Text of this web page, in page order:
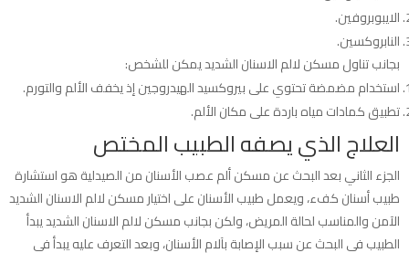
الايبوبروفين.
النابروكسين.
بجانب تناول مسكن لالم الاسنان الشديد يمكن للشخص:
استخدام مضمضة تحتوي على بيروكسيد الهيدروجين إذ يخفف الألم والتورم.
تطبيق كمادات مياه باردة على مكان الألم.
العلاج الذي يصفه الطبيب المختص
الجزء الثاني بعد البحث عن مسكن ألم عصب الأسنان من الصيدلية هو استشارة
طبيب أسنان كفء، ويعمل طبيب الأسنان على اختيار مسكن لالم الاسنان الشديد
الآمن والمناسب لحالة المريض، ولكن بجانب مسكن لالم الاسنان الشديد يبدأ
الطبيب في البحث عن سبب الإصابة بآلام الأسنان، وبعد التعرف عليه يبدأ في